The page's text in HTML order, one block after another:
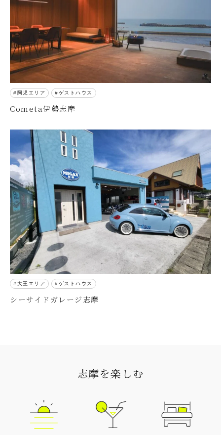
阿児エリア ゲストハウス
Cometa伊勢志摩
大王エリア ゲストハウス
シーサイドガレージ志摩
志摩を楽しむ